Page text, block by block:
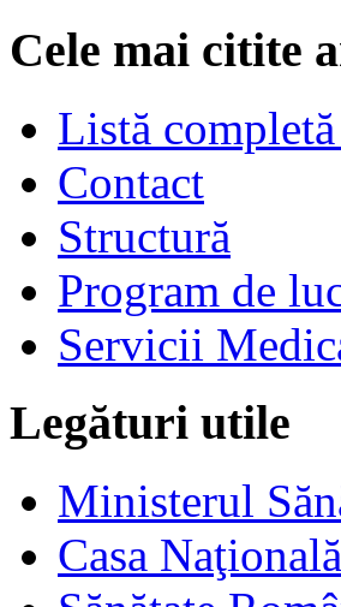
Cele mai citite
Listă
Contact
Structură
Program de
Servicii
Legături utile
Ministerul
Casa